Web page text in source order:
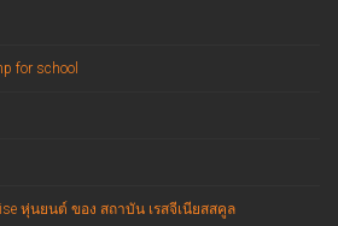
for school
หุ่นยนต์ ของ สถาบัน เรสจีเนียสสคูล